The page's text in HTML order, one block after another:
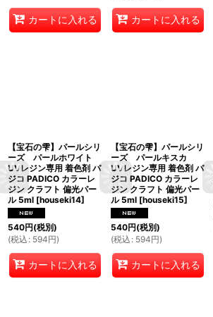
カートに入れる カートに入れる
【宝石の雫】パールシリ
ーズ パールホワイト
UVレジン専用 着色剤 パ
ジコ PADICO カラーレ
ジン クラフト 偏光パー
ル 5ml [houseki14]
540円(税別)
(税込 : 594円)
カートに入れる
【宝石の雫】パールシリ
ーズ パールキスカ
UVレジン専用 着色剤 パ
ジコ PADICO カラーレ
ジン クラフト 偏光パー
ル 5ml [houseki15]
540円(税別)
(税込 : 594円)
カートに入れる